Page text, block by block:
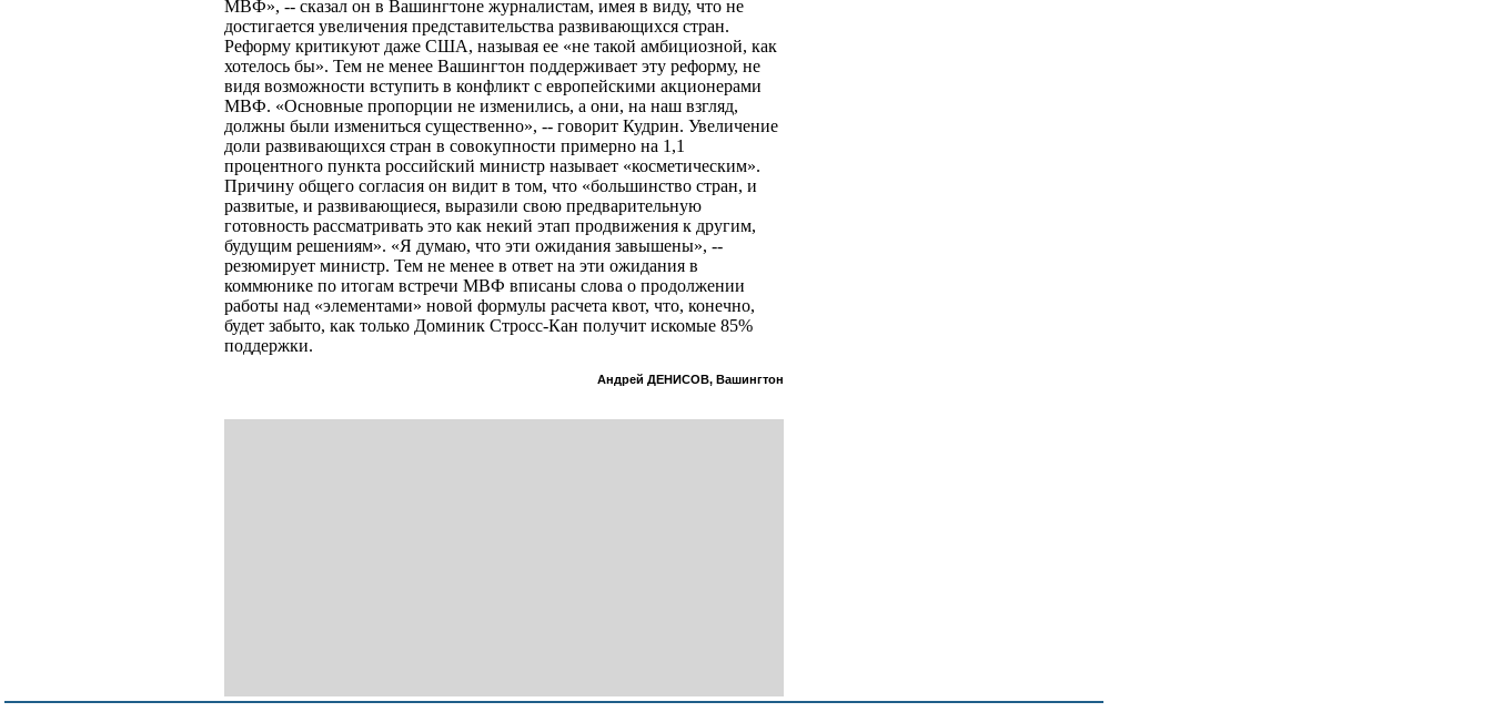
МВФ», -- сказал он в Вашингтоне журналистам, имея в виду, что не
достигается увеличения представительства развивающихся стран.
Реформу критикуют даже США, называя ее «не такой амбициозной, как
хотелось бы». Тем не менее Вашингтон поддерживает эту реформу, не
видя возможности вступить в конфликт с европейскими акционерами
МВФ. «Основные пропорции не изменились, а они, на наш взгляд,
должны были измениться существенно», -- говорит Кудрин. Увеличение
доли развивающихся стран в совокупности примерно на 1,1
процентного пункта российский министр называет «косметическим».
Причину общего согласия он видит в том, что «большинство стран, и
развитые, и развивающиеся, выразили свою предварительную
готовность рассматривать это как некий этап продвижения к другим,
будущим решениям». «Я думаю, что эти ожидания завышены», --
резюмирует министр. Тем не менее в ответ на эти ожидания в
коммюнике по итогам встречи МВФ вписаны слова о продолжении
работы над «элементами» новой формулы расчета квот, что, конечно,
будет забыто, как только Доминик Стросс-Кан получит искомые 85%
поддержки.
Андрей ДЕНИСОВ, Вашингтон